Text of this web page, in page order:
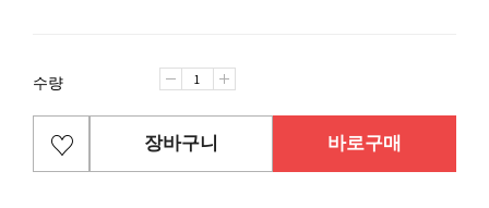
수량
장바구니 바로구매